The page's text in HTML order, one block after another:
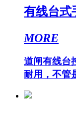
有线台式
MORE
道闸有线台
耐用，不管